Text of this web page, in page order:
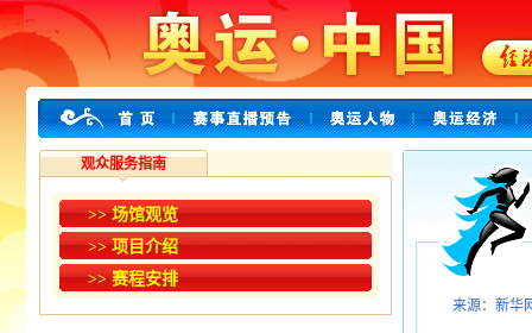
观众服务指南
>> 场馆观览
>> 项目介绍
>> 赛程安排
来源：新华